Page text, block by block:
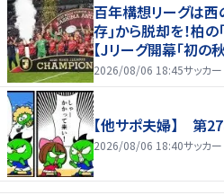
百年構想リーグは西
存｣から脱却を！柏
【Jリーグ開幕｢初の
2026/08/06 18:45サッカー
【他サポ夫婦】 第
2026/08/06 18:40サッカー